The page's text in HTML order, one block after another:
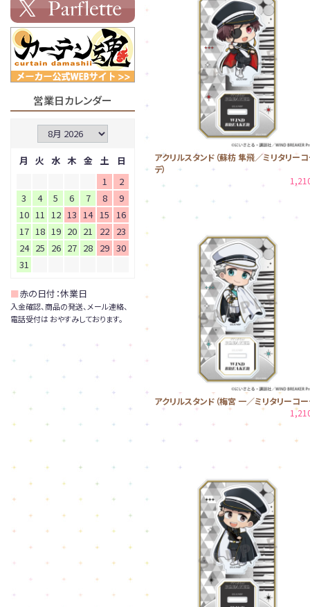
アクリルスタンド（蘇枋 隼飛／ミリタリー
デ）
アクリルスタンド（梅宮 一／ミリタリーコー
営業日カレンダー
月 火 水 木 金 土
日
1
2
3
4 5 6 7 8
9
10 11 12 13 14 15
16
17 18 19 20 21 22 23
24 25 26 27 28 29 30
31
■赤の日付：休業日
入金確認、商品の発送、メール連絡、
電話受付は おやすみしております。